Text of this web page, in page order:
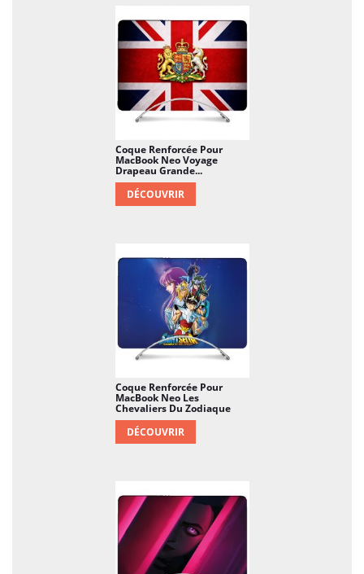
Coque Renforcée Pour
MacBook Neo Voyage
Drapeau Grande...
DÉCOUVRIR
Coque Renforcée Pour
MacBook Neo Les
Chevaliers Du Zodiaque
DÉCOUVRIR